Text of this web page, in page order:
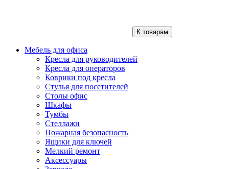
К товарам
Мебель для офиса
Кресла для руководителей
Кресла для операторов
Коврики под кресла
Стулья для посетителей
Столы офис
Шкафы
Тумбы
Стеллажи
Пожарная безопасность
Ящики для ключей
Мелкий ремонт
Аксессуары